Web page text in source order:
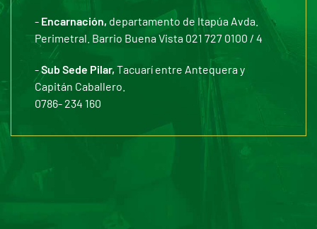
- Encarnación, departamento de Itapúa Avda.
Perimetral. Barrio Buena Vista 021 727 0100 / 4
-Sub Sede Pilar, Tacuarí entre Antequera y
Capitán Caballero.
0786- 234 160